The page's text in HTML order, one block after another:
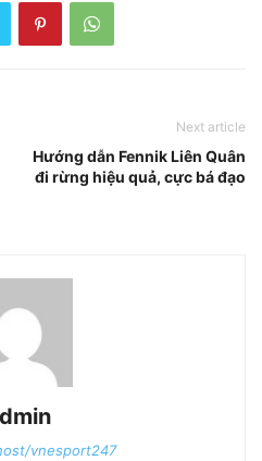
Next article
Hướng dẫn Fennik Liên Quân
đi rừng hiệu quả, cực bá đạo
vnesport247